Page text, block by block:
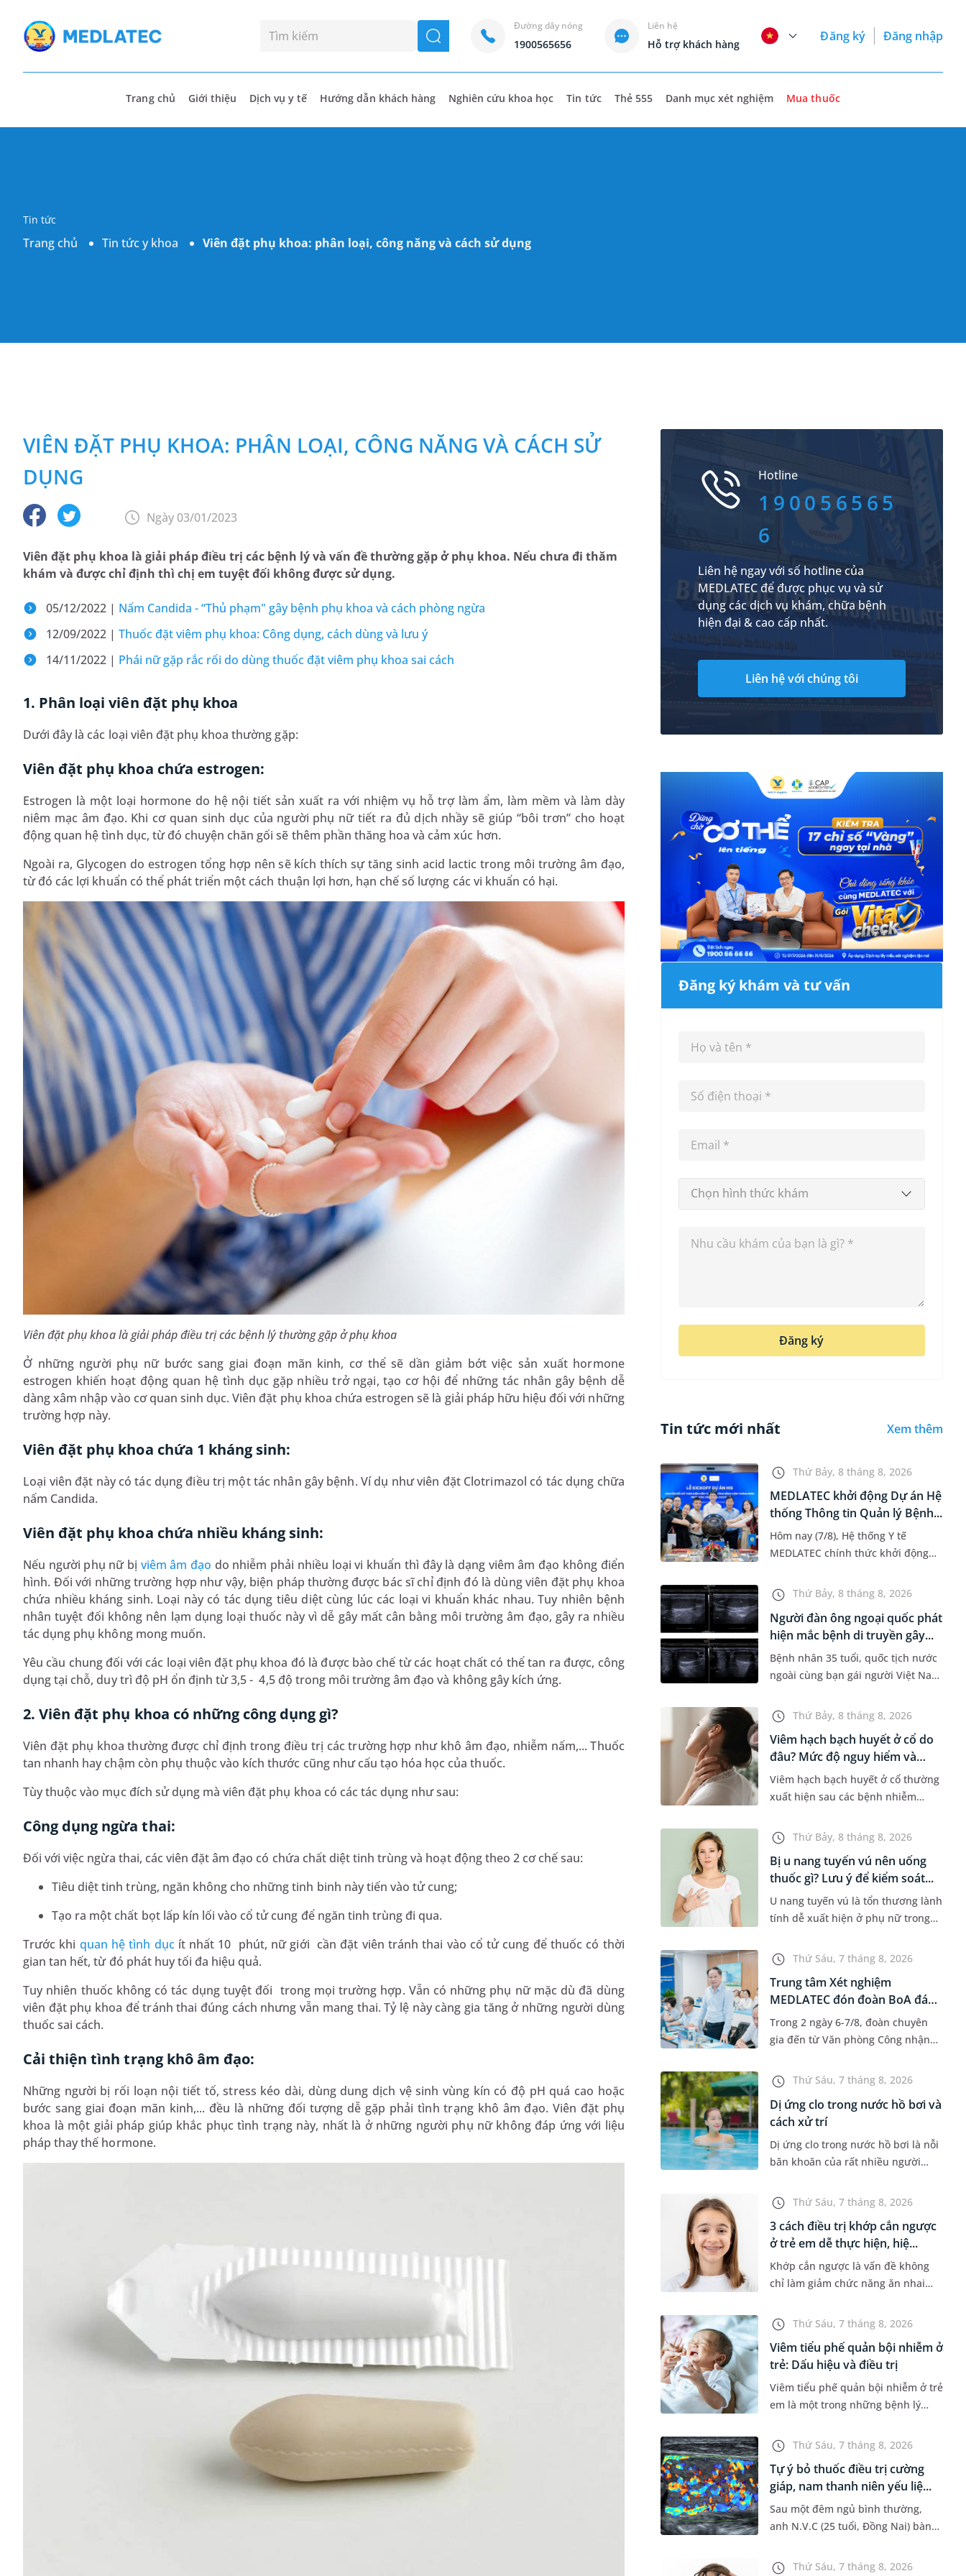
seach
Đường dây nóng
1900565656
Liên hệ
Hỗ trợ khách hàng
Đăng ký Đăng nhập
Trang chủ Giới thiệu Dịch vụ y tế Hướng dẫn khách hàng Nghiên cứu khoa học Tin tức Thẻ 555 Danh mục xét nghiệm Mua thuốc
Tin tức
Trang chủ Tin tức y khoa Viên đặt phụ khoa: phân loại, công năng và cách sử dụng
VIÊN ĐẶT PHỤ KHOA: PHÂN LOẠI, CÔNG NĂNG VÀ CÁCH SỬ
DỤNG
Ngày 03/01/2023
Viên đặt phụ khoa là giải pháp điều trị các bệnh lý và vấn đề thường gặp ở phụ khoa. Nếu chưa đi thăm
khám và được chỉ định thì chị em tuyệt đối không được sử dụng.
05/12/2022 | Nấm Candida - “Thủ phạm" gây bệnh phụ khoa và cách phòng ngừa
12/09/2022 | Thuốc đặt viêm phụ khoa: Công dụng, cách dùng và lưu ý
14/11/2022 | Phái nữ gặp rắc rối do dùng thuốc đặt viêm phụ khoa sai cách
1. Phân loại viên đặt phụ khoa
Dưới đây là các loại viên đặt phụ khoa thường gặp:
Viên đặt phụ khoa chứa estrogen:
Estrogen là một loại hormone do hệ nội tiết sản xuất ra với nhiệm vụ hỗ trợ làm ẩm, làm mềm và làm dày
niêm mạc âm đạo. Khi cơ quan sinh dục của người phụ nữ tiết ra đủ dịch nhầy sẽ giúp “bôi trơn” cho hoạt
động quan hệ tình dục, từ đó chuyện chăn gối sẽ thêm phần thăng hoa và cảm xúc hơn.
Ngoài ra, Glycogen do estrogen tổng hợp nên sẽ kích thích sự tăng sinh acid lactic trong môi trường âm đạo,
từ đó các lợi khuẩn có thể phát triển một cách thuận lợi hơn, hạn chế số lượng các vi khuẩn có hại.
Viên đặt phụ khoa là giải pháp điều trị các bệnh lý thường gặp ở phụ khoa
Ở những người phụ nữ bước sang giai đoạn mãn kinh, cơ thể sẽ dần giảm bớt việc sản xuất hormone
estrogen khiến hoạt động quan hệ tình dục gặp nhiều trở ngại, tạo cơ hội để những tác nhân gây bệnh dễ
dàng xâm nhập vào cơ quan sinh dục. Viên đặt phụ khoa chứa estrogen sẽ là giải pháp hữu hiệu đối với những
trường hợp này.
Viên đặt phụ khoa chứa 1 kháng sinh:
Loại viên đặt này có tác dụng điều trị một tác nhân gây bệnh. Ví dụ như viên đặt Clotrimazol có tác dụng chữa
nấm Candida.
Viên đặt phụ khoa chứa nhiều kháng sinh:
Nếu người phụ nữ bị viêm âm đạo do nhiễm phải nhiều loại vi khuẩn thì đây là dạng viêm âm đạo không điển
hình. Đối với những trường hợp như vậy, biện pháp thường được bác sĩ chỉ định đó là dùng viên đặt phụ khoa
chứa nhiều kháng sinh. Loại này có tác dụng tiêu diệt cùng lúc các loại vi khuẩn khác nhau. Tuy nhiên bệnh
nhân tuyệt đối không nên lạm dụng loại thuốc này vì dễ gây mất cân bằng môi trường âm đạo, gây ra nhiều
tác dụng phụ không mong muốn.
Yêu cầu chung đối với các loại viên đặt phụ khoa đó là được bào chế từ các hoạt chất có thể tan ra được, công
dụng tại chỗ, duy trì độ pH ổn định từ 3,5 - 4,5 độ trong môi trường âm đạo và không gây kích ứng.
2. Viên đặt phụ khoa có những công dụng gì?
Viên đặt phụ khoa thường được chỉ định trong điều trị các trường hợp như khô âm đạo, nhiễm nấm,... Thuốc
tan nhanh hay chậm còn phụ thuộc vào kích thước cũng như cấu tạo hóa học của thuốc.
Tùy thuộc vào mục đích sử dụng mà viên đặt phụ khoa có các tác dụng như sau:
Công dụng ngừa thai:
Đối với việc ngừa thai, các viên đặt âm đạo có chứa chất diệt tinh trùng và hoạt động theo 2 cơ chế sau:
Tiêu diệt tinh trùng, ngăn không cho những tinh binh này tiến vào tử cung;
Tạo ra một chất bọt lấp kín lối vào cổ tử cung để ngăn tinh trùng đi qua.
Trước khi quan hệ tình dụcít nhất 10 phút, nữ giới cần đặt viên tránh thai vào cổ tử cung để thuốc có thời
gian tan hết, từ đó phát huy tối đa hiệu quả.
Tuy nhiên thuốc không có tác dụng tuyệt đối trong mọi trường hợp. Vẫn có những phụ nữ mặc dù đã dùng
viên đặt phụ khoa để tránh thai đúng cách nhưng vẫn mang thai. Tỷ lệ này càng gia tăng ở những người dùng
thuốc sai cách.
Cải thiện tình trạng khô âm đạo:
Những người bị rối loạn nội tiết tố, stress kéo dài, dùng dung dịch vệ sinh vùng kín có độ pH quá cao hoặc
bước sang giai đoạn mãn kinh,... đều là những đối tượng dễ gặp phải tình trạng khô âm đạo. Viên đặt phụ
khoa là một giải pháp giúp khắc phục tình trạng này, nhất là ở những người phụ nữ không đáp ứng với liệu
pháp thay thế hormone.
Hotline
190056565
6
Liên hệ ngay với số hotline của
MEDLATEC để được phục vụ và sử
dụng các dịch vụ khám, chữa bệnh
hiện đại & cao cấp nhất.
Liên hệ với chúng tôi
Đăng ký khám và tư vấn
Chọn hình thức khám
Đăng ký
Tin tức mới nhất Xem thêm
Thứ Bảy, 8 tháng 8, 2026
MEDLATEC khởi động Dự án Hệ
thống Thông tin Quản lý Bệnh...
Hôm nay (7/8), Hệ thống Y tế
MEDLATEC chính thức khởi động
Bệnh viện (HIS - Hospital
Information System) giai đoạn mới.
Dự á...
Thứ Bảy, 8 tháng 8, 2026
Người đàn ông ngoại quốc phát
hiện mắc bệnh di truyền gây...
Bệnh nhân 35 tuổi, quốc tịch nước
ngoài cùng bạn gái người Việt Nam
hôn nhân. Qua thăm khám và làm
các xét nghiệm chuyên sâu,...
Thứ Bảy, 8 tháng 8, 2026
Viêm hạch bạch huyết ở cổ do
đâu? Mức độ nguy hiểm và
phư...
Viêm hạch bạch huyết ở cổ thường
xuất hiện sau các bệnh nhiễm
đến lao hạch hoặc ung thư. Để tìm
hiểu nguyên nhân gây viêm,...
Thứ Bảy, 8 tháng 8, 2026
Bị u nang tuyến vú nên uống
thuốc gì? Lưu ý để kiểm soát...
U nang tuyến vú là tổn thương lành
tính dễ xuất hiện ở phụ nữ trong
mắc bệnh, nhiều người thường
băn khoăn u nang tuyến v...
Thứ Sáu, 7 tháng 8, 2026
Trung tâm Xét nghiệm
MEDLATEC đón đoàn BoA đánh
giá giám...
Trong 2 ngày 6-7/8, đoàn chuyên
gia đến từ Văn phòng Công nhận
nhận và đánh giá cao nỗ lực duy trì
hệ thống quản lý chất lượ...
Thứ Sáu, 7 tháng 8, 2026
Dị ứng clo trong nước hồ bơi và
cách xử trí
Dị ứng clo trong nước hồ bơi là nỗi
băn khoăn của rất nhiều người
trường hợp thường xuyên bơi ở
những hồ bơi nhân tạo. Bài v...
Thứ Sáu, 7 tháng 8, 2026
3 cách điều trị khớp cắn ngược
ở trẻ em dễ thực hiện, hiệ...
Khớp cắn ngược là vấn đề không
chỉ làm giảm chức năng ăn nhai
đối của khuôn mặt. Do đó, cần khắc
phục sớm tình trạng này để...
Thứ Sáu, 7 tháng 8, 2026
Viêm tiểu phế quản bội nhiễm ở
trẻ: Dấu hiệu và điều trị
Viêm tiểu phế quản bội nhiễm ở trẻ
em là một trong những bệnh lý
bùng phát vào thời điểm giao mùa.
Khi những tổn thương ban đầ...
Thứ Sáu, 7 tháng 8, 2026
Tự ý bỏ thuốc điều trị cường
giáp, nam thanh niên yếu liệ...
Sau một đêm ngủ bình thường,
anh N.V.C (25 tuổi, Đồng Nai) bàng
không thể vận động đi lại được. Kết
Thứ Sáu, 7 tháng 8, 2026